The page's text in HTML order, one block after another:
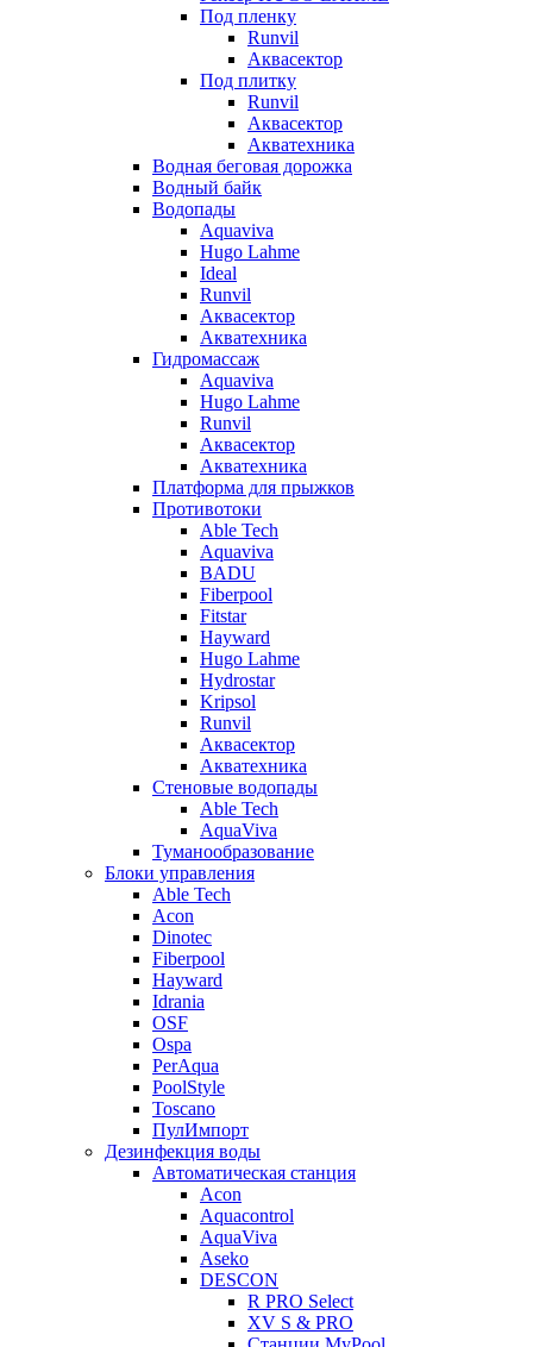
Под пленку
Runvil
Аквасектор
Под плитку
Runvil
Аквасектор
Акватехника
Водная беговая дорожка
Водный байк
Водопады
Aquaviva
Hugo Lahme
Ideal
Runvil
Аквасектор
Акватехника
Гидромассаж
Aquaviva
Hugo Lahme
Runvil
Аквасектор
Акватехника
Платформа для прыжков
Противотоки
Able Tech
Aquaviva
BADU
Fiberpool
Fitstar
Hayward
Hugo Lahme
Hydrostar
Kripsol
Runvil
Аквасектор
Акватехника
Стеновые водопады
Able Tech
AquaViva
Туманообразование
Блоки управления
Able Tech
Acon
Dinotec
Fiberpool
Hayward
Idrania
OSF
Ospa
PerAqua
PoolStyle
Toscano
ПулИмпорт
Дезинфекция воды
Автоматическая станция
Acon
Aquacontrol
AquaViva
Aseko
DESCON
R PRO Select
XV S & PRO